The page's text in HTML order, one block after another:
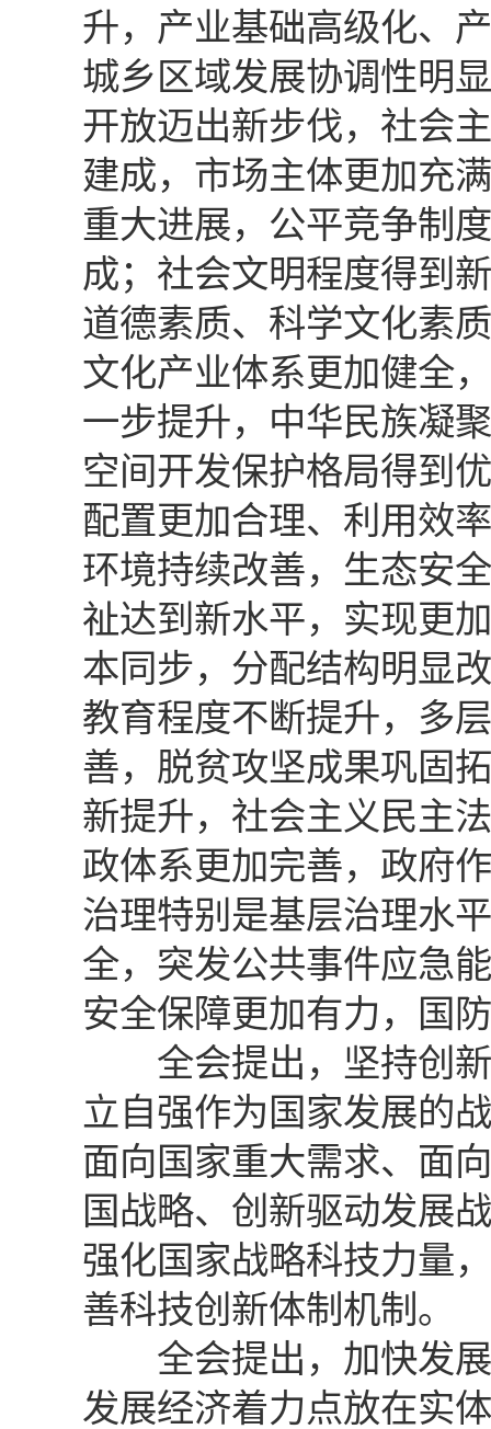
升，产业基础高级化、
城乡区域发展协调性明
开放迈出新步伐，社会
建成，市场主体更加充
重大进展，公平竞争制
成；社会文明程度得到
道德素质、科学文化素
文化产业体系更加健全
一步提升，中华民族凝
空间开发保护格局得到
配置更加合理、利用效
环境持续改善，生态安
祉达到新水平，实现更
本同步，分配结构明显
教育程度不断提升，多
善，脱贫攻坚成果巩固
新提升，社会主义民主
政体系更加完善，政府
治理特别是基层治理水
全，突发公共事件应急
安全保障更加有力，国
全会提出，坚持创新
立自强作为国家发展的
面向国家重大需求、面
国战略、创新驱动发展
强化国家战略科技力量
善科技创新体制机制。
全会提出，加快发展
发展经济着力点放在实